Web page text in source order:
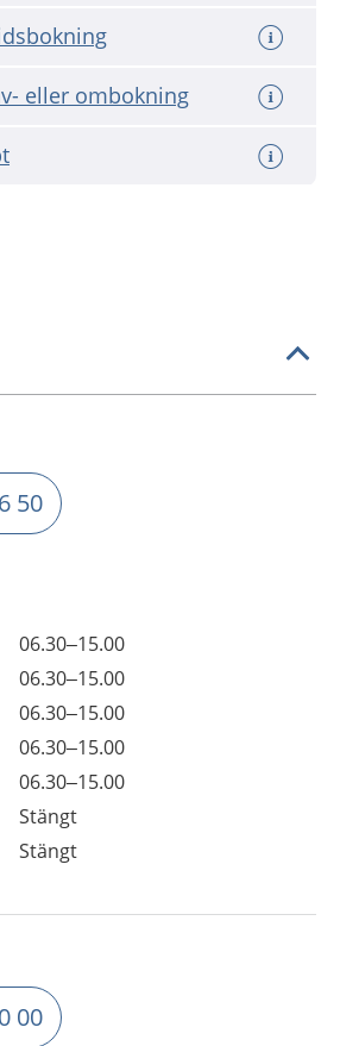
eller ombokning
50
06.30–15.00
06.30–15.00
06.30–15.00
06.30–15.00
06.30–15.00
Stängt
Stängt
00